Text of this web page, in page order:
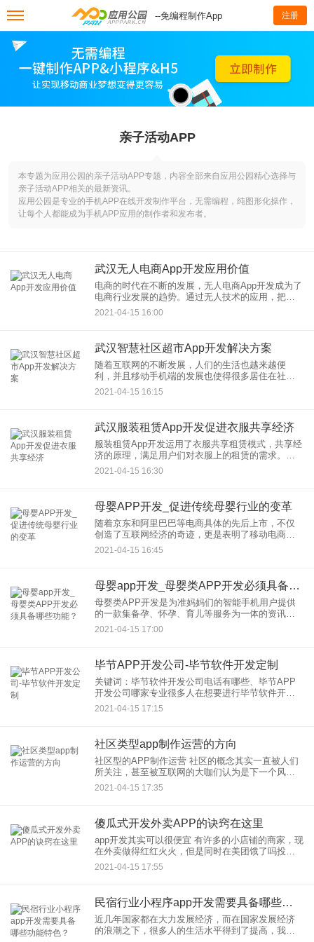
--免编程制作App 注册
亲子活动APP
本专题为应用公园的亲子活动APP专题，内容全部来自应用公园精心选择与
亲子活动APP相关的最新资讯。
应用公园是专业的手机APP在线开发制作平台，无需编程，纯图形化操作，
让每个人都能成为手机APP应用的制作者和发布者。
武汉无人电商App开发应用价值
电商的时代在不断的发展，无人电商App开发成为了
电商行业发展的趋势。通过无人技术的应用，把无
人技术应用到电商物流上的配送，实现无人配送的
模式。运用无人经济的理念，实现无人超市的经
2021-04-15 16:00
武汉智慧社区超市App开发解决方案
随着互联网的不断发展，人们的生活也越来越便
利，并且移动手机端的发展也使得很多居住在社区
人们的生活更加方便，其中智慧社区超市APP开发
就给居住在社区的人们带来了一定的便利，利用
2021-04-15 16:15
武汉服装租赁App开发促进衣服共享经济
服装租赁App开发运用了衣服共享租赁模式，共享经
济的原理，满足用户们对衣服上的租赁的需求。通
过租赁的模式，提高在生活上的服装的穿搭，带来
更好的生活体验。对于很多的女生来说，衣服是永
2021-04-15 16:30
母婴APP开发_促进传统母婴行业的变革
随着京东和阿里巴巴等电商具体的先后上市，不仅
创造了互联网经济的奇迹，更是表明了移动电商已
然成为时代发展的“弄潮儿”。而备受关注的母婴行业
在移动互联网迅猛发展的背景下，也纷纷开始开发
2021-04-15 16:45
母婴app开发_母婴类APP开发必须具备哪些功能？
母婴类APP开发是为准妈妈们的智能手机用户提供
的一款集备孕、怀孕、育儿等服务为一体的资讯
类、商城类手机APP，打造专门为妈妈服务的社
区，为用户解决比如通过有针对性地提供育儿后期
2021-04-15 17:00
毕节APP开发公司-毕节软件开发定制
关键词：毕节软件开发公司电话有哪些、毕节APP
开发公司哪家专业很多人在想要进行毕节软件开发
的时候，就会疑惑为什么软件开发会这么贵呢？面
对着如此昂贵的价格，很多人都会望而却步，但是
2021-04-15 17:15
社区类型app制作运营的方向
社区型的APP制作运营 社区的概念其实一直被人们
所关注，甚至被互联网的大咖们认为是下一个风口
流量。大家都在抢社区流量，私域流量。那么有什
么切入口呢？建议可以考虑从APP的角度切入，将
2021-04-15 17:35
傻瓜式开发外卖APP的诀窍在这里
app开发其实可以很便宜 有许多的小店铺的商家，现
在外卖做得红红火火，但是同时在美团饿了吗投入
费用也非常高，这样成本和利润抵消就基本不赚什
么了。也有一些小店铺商家它本身的运营做的比较
2021-04-15 17:55
民宿行业小程序app开发需要具备哪些功能特色？
近几年国家都在大力发展经济，而在国家发展经济
的浪潮之下，很多人的生活水平得到了提高，我国